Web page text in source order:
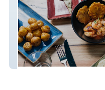
Club Colombia